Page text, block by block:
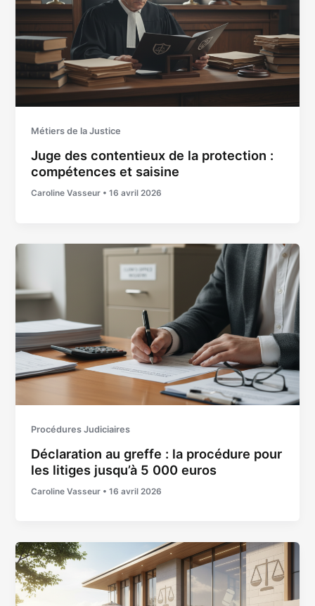
Métiers de la Justice
Juge des contentieux de la protection :
compétences et saisine
Caroline Vasseur •16 avril 2026
Procédures Judiciaires
Déclaration au greffe : la procédure pour
les litiges jusqu’à 5 000 euros
Caroline Vasseur •16 avril 2026